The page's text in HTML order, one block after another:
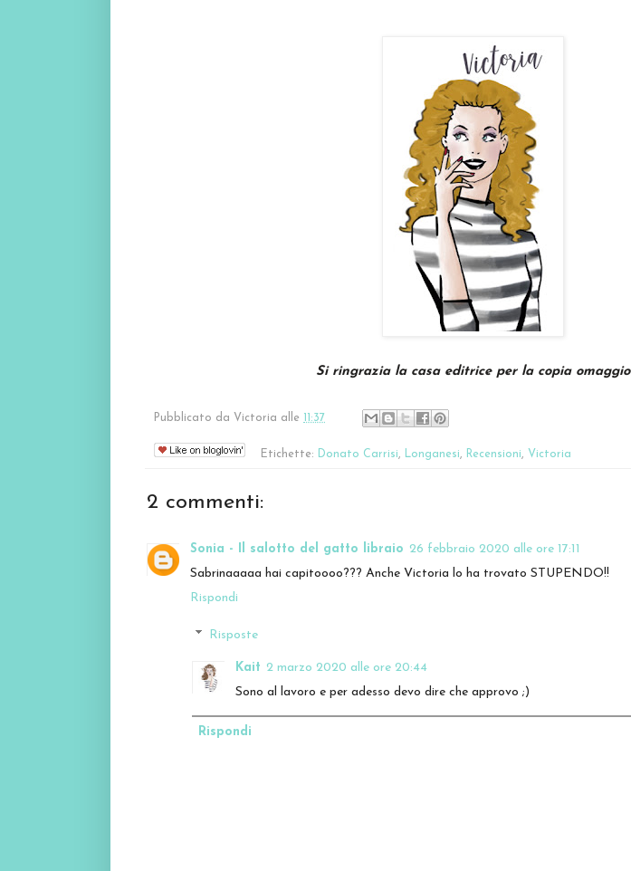
Si ringrazia la casa editrice per la copia omaggio
Pubblicato da Victoria alle 11:37
Etichette: Donato Carrisi, Longanesi, Recensioni, Victoria
2 commenti:
Sonia - Il salotto del gatto libraio 26 febbraio 2020 alle ore 17:11
Sabrinaaaaa hai capitoooo??? Anche Victoria lo ha trovato STUPENDO!!
Rispondi
Risposte
Kait 2 marzo 2020 alle ore 20:44
Sono al lavoro e per adesso devo dire che approvo ;)
Rispondi